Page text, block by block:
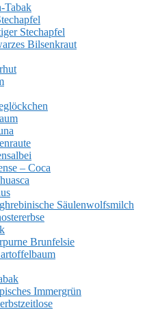
Tabak
Stechapfel
Bilsenkraut
– Coca
Säulenwolfsmilch
Brunfelsie
Immergrün